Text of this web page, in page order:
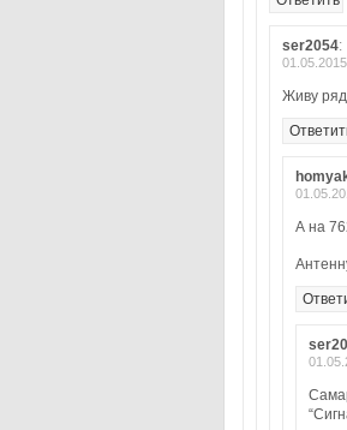
ser2054:
Живу
А на